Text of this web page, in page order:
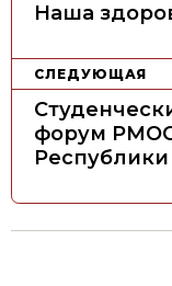
и
г
и
Наша
СЛЕДУЮЩАЯ
форум РМОО
Республики